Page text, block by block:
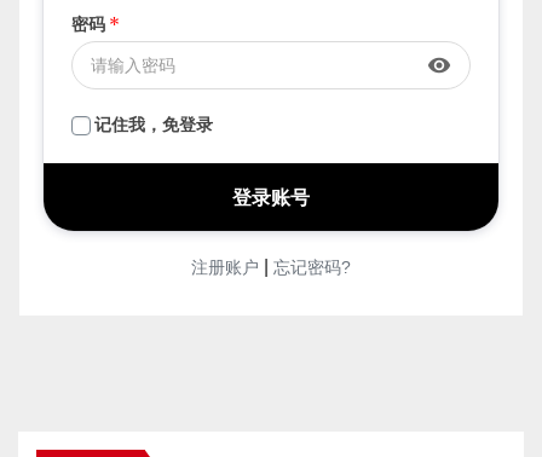
密码 *
visibility
记住我，免登录
注册账户 忘记密码?